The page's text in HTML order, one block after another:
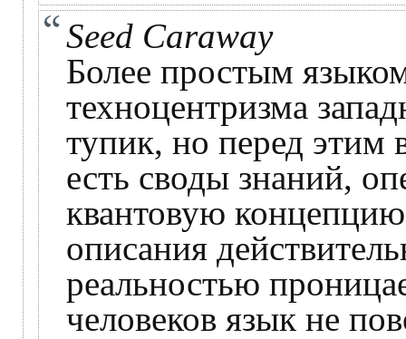
Seed Caraway
Более простым
техноцентризма
тупик, но перед этим
есть своды знаний,
квантовую
описания
реальностью
человеков язык не